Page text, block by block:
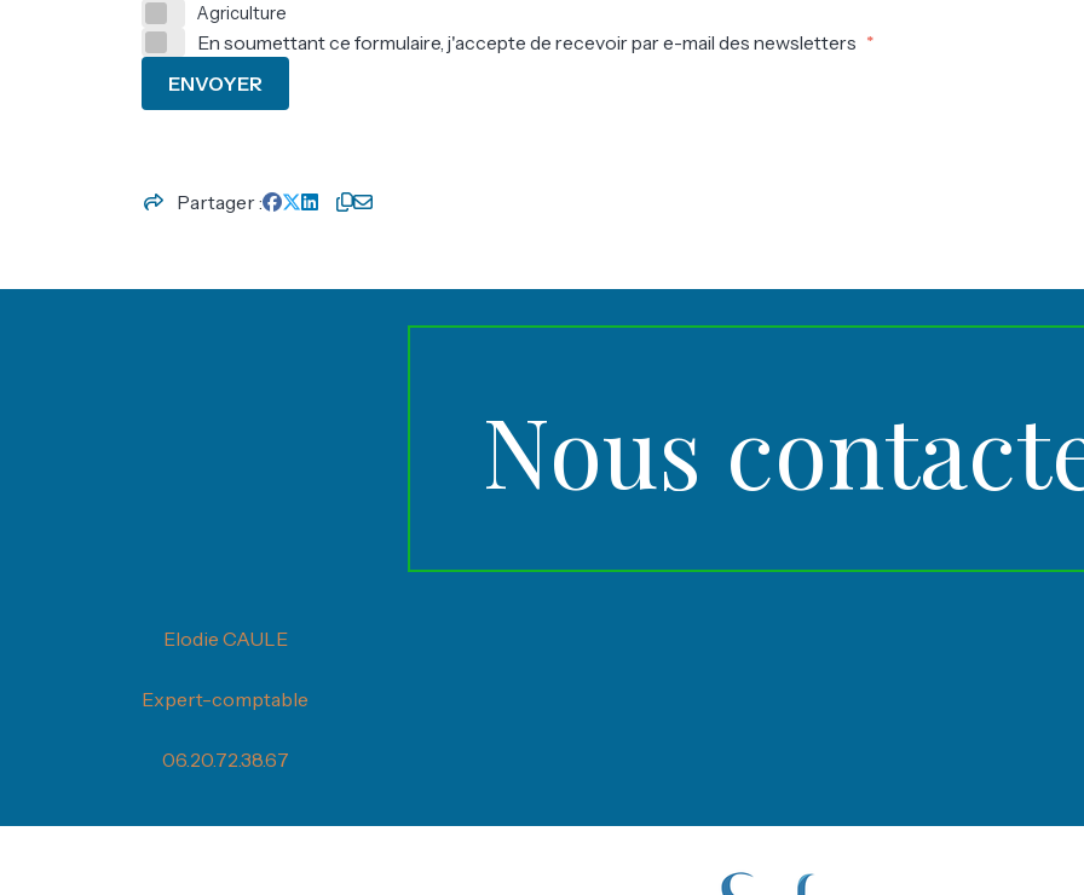
Agriculture
En soumettant ce formulaire, j'accepte de recevoir par e-mail des newsletters *
ENVOYER
Partager
Nous
Elodie CAULE
Expert-comptable
06.20.72.38.67